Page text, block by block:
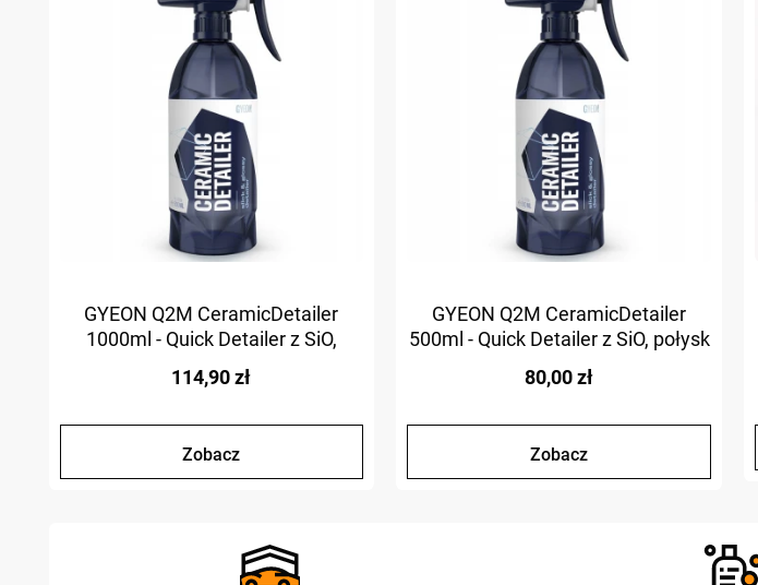
GYEON Q2M CeramicDetailer
1000ml - Quick Detailer z SiO,
połysk i ochrona
114,90 zł
Zobacz
GYEON Q2M CeramicDetailer
500ml - Quick Detailer z SiO, połysk
i ochrona
80,00 zł
Zobacz